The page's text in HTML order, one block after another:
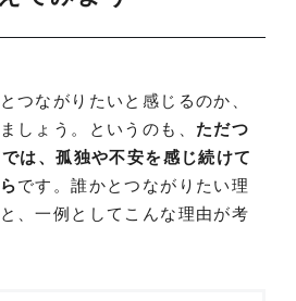
つながりたいと感じるのか、
しょう。というのも、 ただつ
は、孤独や不安を感じ続けて
です。誰かとつながりたい理
、一例としてこんな理由が考